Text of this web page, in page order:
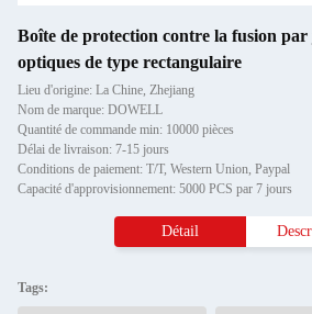
Boîte de protection contre la fusion
optiques de type rectangulaire
Lieu d'origine: La Chine, Zhejiang
Nom de marque: DOWELL
Quantité de commande min: 10000 pièces
Délai de livraison: 7-15 jours
Conditions de paiement: T/T, Western Union, Paypal
Capacité d'approvisionnement: 5000 PCS par 7 jours
Détail
Tags: